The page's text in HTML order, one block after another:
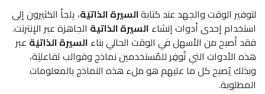
لتوفير الوقت والجهد عند كتابةالسيرة الذاتيَة، يلجأ الكثيرون إلى
استخدام إحدى أدوات إنشاء السيرة الذاتية الجاهزة عبر الإنترنت.
فقد أصبح من الأسهل في الوقت الحالي بناء السيرة الذاتيَة عبر
هذه الأدوات التي تُوفِر للمُستخدمين نماذج وقوالب تفاعليَة،
وبذلك يُصبح كل ما عليهم هو ملء هذه النماذج بالمعلومات
المطلوبة.